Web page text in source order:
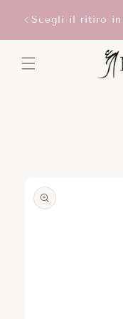
direttamente
ai contenuti
Scegli il ritiro in